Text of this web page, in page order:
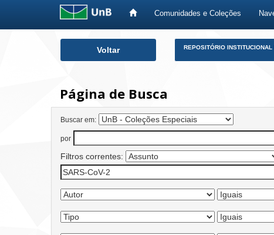
Comunidades e Coleções
Voltar REPOSITÓRIO INSTITUCIONAL
Página de Busca
Buscar em:
por
Filtros correntes: